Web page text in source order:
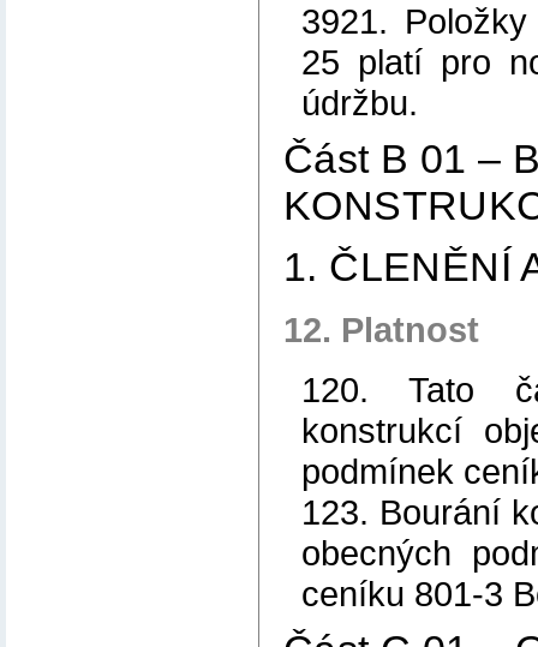
3921.
25 platí pro
údržbu.
Část B 01 –
1. ČLENĚNÍ
12. Platnost
120. Tato
konstrukcí
podmínek
123. Bourání
obecných
ceníku 801-3